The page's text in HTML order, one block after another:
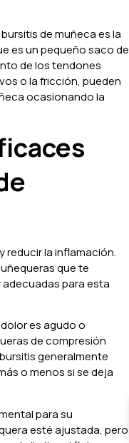
de muñeca es la
es un pequeño saco de
de los tendones
o la fricción, pueden
ocasionando la
reducir la inflamación.
que te
para esta
es agudo o
de compresión
generalmente
o menos si se deja
para su
esté ajustada, pero